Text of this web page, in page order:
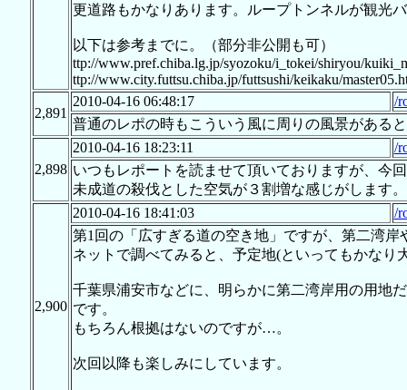
更道路もかなりあります。ループトンネルが観光
以下は参考までに。（部分非公開も可）
ttp://www.pref.chiba.lg.jp/syozoku/i_tokei/shiryou/
ttp://www.city.futtsu.chiba.jp/futtsushi/keikaku/
2,891
2010-04-16 06:48:17
/
普通のレポの時もこういう風に周りの風景がある
2,898
2010-04-16 18:23:11
/
いつもレポートを読ませて頂いておりますが、今
未成道の殺伐とした空気が３割増な感じがします。
2,900
2010-04-16 18:41:03
/
第1回の「広すぎる道の空き地」ですが、第二湾
ネットで調べてみると、予定地(といってもかなり
千葉県浦安市などに、明らかに第二湾岸用の用地
です。
もちろん根拠はないのですが…。
次回以降も楽しみにしています。